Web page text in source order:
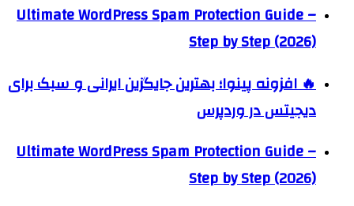
Ultimate WordPress Spam Protection Guide –
Step by Step (2026)
🔥 افزونه پینوا؛ بهترین جایگزین ایرانی و سبک برای
دیجیتس در وردپرس
Ultimate WordPress Spam Protection Guide –
Step by Step (2026)